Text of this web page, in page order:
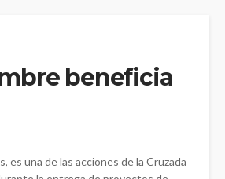
beneficia
es una de las acciones de la Cruzada